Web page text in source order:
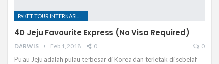
4D Jeju Favourite Express (No Visa Required)
DARWIS Feb 1, 2018 0 0
Pulau Jeju adalah pulau terbesar di Korea dan terletak di sebelah